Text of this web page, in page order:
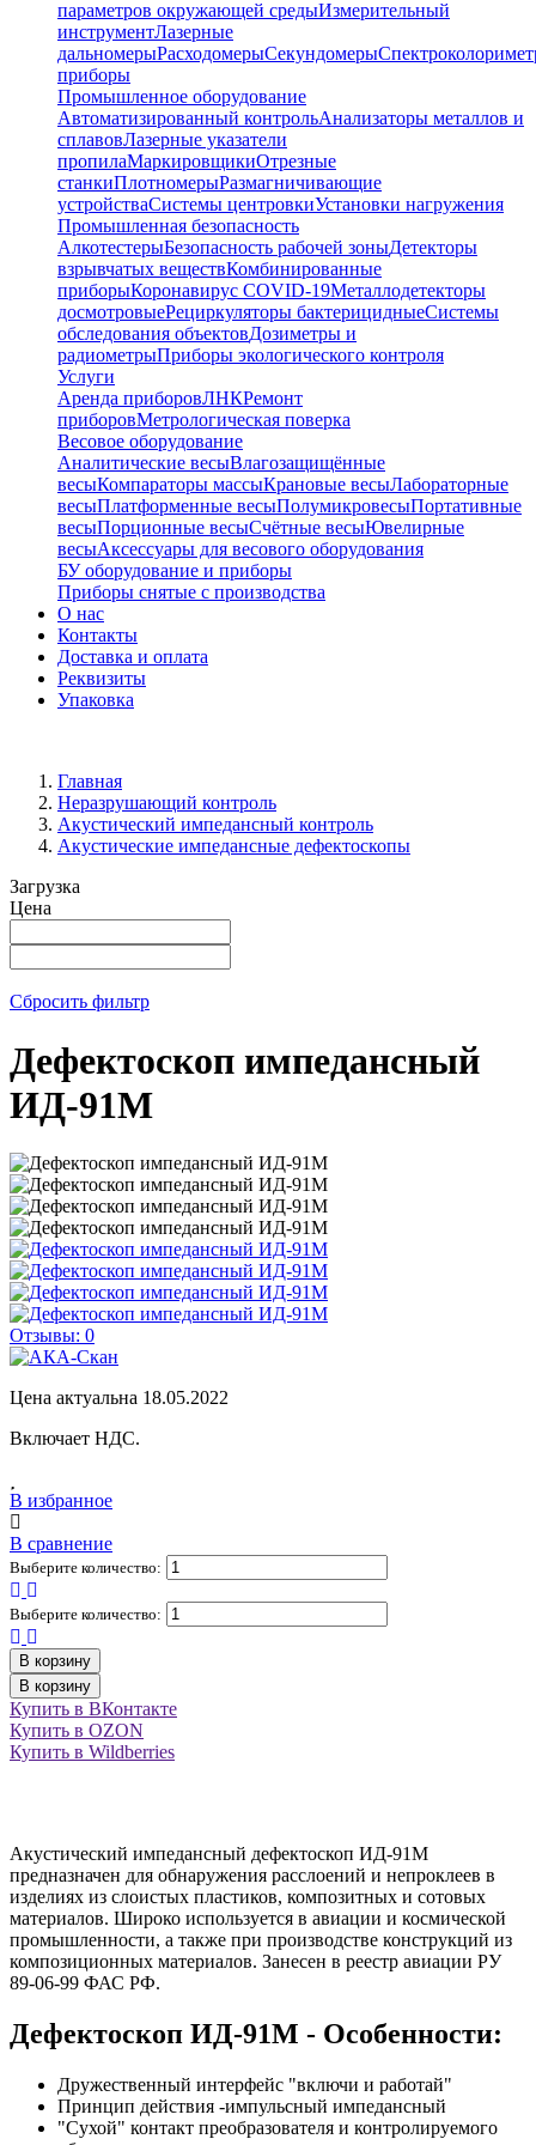
параметров окружающей средыИзмерительный
инструментЛазерные
дальномерыРасходомерыСекундомеры
приборы
Промышленное оборудование
Автоматизированный контрольАнализаторы металлов и
сплавовЛазерные указатели
пропилаМаркировщикиОтрезные
станкиПлотномерыРазмагничивающие
устройстваСистемы центровкиУстановки нагружения
Промышленная безопасность
АлкотестерыБезопасность рабочей зоныДетекторы
взрывчатых веществКомбинированные
приборыКоронавирус COVID-19Металлодетекторы
досмотровыеРециркуляторы бактерицидныеСистемы
обследования объектовДозиметры и
радиометрыПриборы экологического контроля
Услуги
Аренда приборовЛНКРемонт
приборовМетрологическая поверка
Весовое оборудование
Аналитические весыВлагозащищённые
весыКомпараторы массыКрановые весыЛабораторные
весыПлатформенные весыПолумикровесыПортативные
весыПорционные весыСчётные весыЮвелирные
весыАксессуары для весового оборудования
БУ оборудование и приборы
Приборы снятые с производства
О нас
Контакты
Доставка и оплата
Реквизиты
Упаковка
Главная
Неразрушающий контроль
Акустический импедансный контроль
Акустические импедансные дефектоскопы
Загрузка
Цена
Сбросить фильтр
Дефектоскоп импедансный
ИД-91М
Отзывы: 0
Цена актуальна 18.05.2022
Включает НДС.
В избранное
В сравнение
Выберите количество:
Выберите количество:
В корзину
В корзину
Купить в ВКонтакте
Купить в OZON
Купить в Wildberries
Акустический импедансный дефектоскоп ИД-91М
предназначен для обнаружения расслоений и непроклеев в
изделиях из слоистых пластиков, композитных и сотовых
материалов. Широко используется в авиации и космической
промышленности, а также при производстве конструкций из
композиционных материалов. Занесен в реестр авиации РУ
89-06-99 ФАС РФ.
Дефектоскоп ИД-91М - Особенности:
Дружественный интерфейс "включи и работай"
Принцип действия -импульсный импедансный
"Сухой" контакт преобразователя и контролируемого